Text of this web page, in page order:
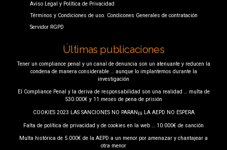
Aviso Legal y Política de Privacidad
Términos y Condiciones de uso. Condicones Generales de contratación
Servidor RGPD
Últimas publicaciones
Tener un compliance penal y un canal de denuncia son un atenuante y reducen la
condena de manera considerable … aunque lo implantemos durante la
investigación
El Compliance Penal y la deriva de responsabilidad son una realidad … multa de
530.000€ y 11 meses de pena de prisión
COOKIES 2023 LAS SANCIONES NO PARAN¡¡¡ LA AEPD NO ESPERA
Falta de política de privacidad y de cookies en la web … 10.000€ de sanción
Multa histórica de 5.000€ de la AEPD a un menor por amenazar y chantajear a
otra menor